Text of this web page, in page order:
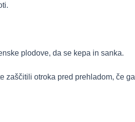
plodove, da se kepa in sanka.
otroka pred prehladom, če